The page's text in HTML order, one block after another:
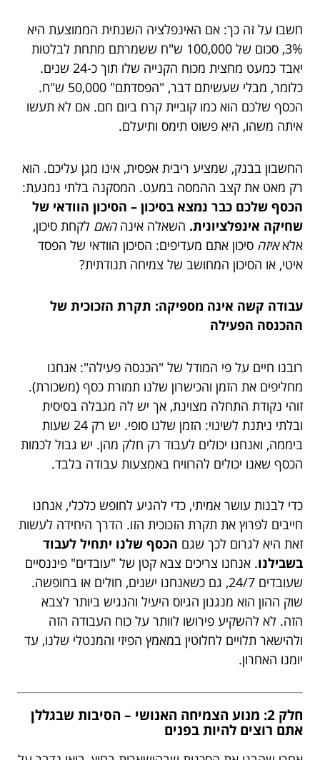
חשבו על זה כך: אם האינפלציה השנתית הממוצעת היא
3%, סכום של 100,000 ש"ח ששמרתם מתחת לבלטות
יאבד כמעט מחצית מכוח הקנייה שלו תוך כ-24 שנים.
כלומר, מבלי שעשיתם דבר, "הפסדתם" 50,000 ש"ח.
הכסף שלכם הוא כמו קוביית קרח ביום חם. אם לא תעשו
איתה משהו, היא פשוט תימס ותיעלם.
החשבון בבנק, שמציע ריבית אפסית, אינו מגן עליכם. הוא
רק מאט את קצב ההמסה במעט. המסקנה בלתי נמנעת:
הכסף שלכם כבר נמצא בסיכון – הסיכון הוודאי של
שחיקה אינפלציונית. השאלה אינההאם לקחת סיכון,
אלאאיזה סיכון אתם מעדיפים: הסיכון הוודאי של הפסד
איטי, או הסיכון המחושב של צמיחה תנודתית?
עבודה קשה אינה מספיקה: תקרת הזכוכית של
ההכנסה הפעילה
רובנו חיים על פי המודל של "הכנסה פעילה": אנחנו
מחליפים את הזמן והכישרון שלנו תמורת כסף (משכורת).
זוהי נקודת התחלה מצוינת, אך יש לה מגבלה בסיסית
ובלתי ניתנת לשינוי: הזמן שלנו סופי. יש רק 24 שעות
ביממה, ואנחנו יכולים לעבוד רק חלק מהן. יש גבול לכמות
הכסף שאנו יכולים להרוויח באמצעות עבודה בלבד.
כדי לבנות עושר אמיתי, כדי להגיע לחופש כלכלי, אנחנו
חייבים לפרוץ את תקרת הזכוכית הזו. הדרך היחידה לעשות
זאת היא לגרום לכך שגם הכסף שלנו יתחיל לעבוד
בשבילנו. אנחנו צריכים צבא קטן של "עובדים" פיננסיים
שעובדים 24/7, גם כשאנחנו ישנים, חולים או בחופשה.
שוק ההון הוא מנגנון הגיוס היעיל והנגיש ביותר לצבא
הזה. לא להשקיע פירושו לוותר על כוח העבודה הזה
ולהישאר תלויים לחלוטין במאמץ הפיזי והמנטלי שלנו, עד
יומנו האחרון.
חלק 2: מנוע הצמיחה האנושי – הסיבות שבגללן
אתם רוצים להיות בפנים